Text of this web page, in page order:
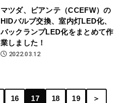
マツダ、ビアンテ（CCEFW）の
HIDバルブ交換、室内灯LED化、
バックランプLED化をまとめて作
業しました！
2022.03.12
16 17 18 19 ＞